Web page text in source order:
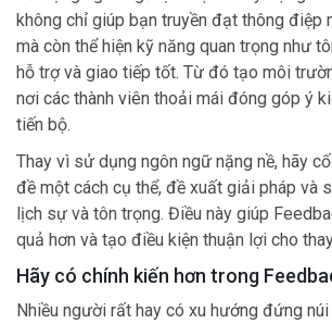
không chỉ giúp bạn truyền đạt thông điệp
mà còn thể hiện kỹ năng quan trọng như
hỗ trợ và giao tiếp tốt. Từ đó tạo môi
nơi các thành viên thoải mái đóng góp ý
tiến bộ.
Thay vì sử dụng ngôn ngữ nặng nề, hãy
đề một cách cụ thể, đề xuất giải pháp và
lịch sự và tôn trọng. Điều này giúp
quả hơn và tạo điều kiện thuận lợi cho
Hãy có chính kiến hơn trong
Nhiều người rất hay có xu hướng đứng